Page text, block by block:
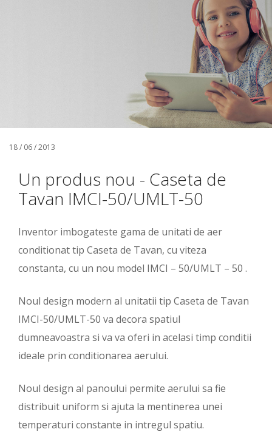
18 / 06 / 2013
Un produs nou - Caseta de
Tavan IMCI-50/UMLT-50
Inventor imbogateste gama de unitati de aer
conditionat tip Caseta de Tavan, cu viteza
constanta, cu un nou model IMCI – 50/UMLT – 50 .
Noul design modern al unitatii tip Caseta de Tavan
IMCI-50/UMLT-50 va decora spatiul
dumneavoastra si va va oferi in acelasi timp conditii
ideale prin conditionarea aerului.
Noul design al panoului permite aerului sa fie
distribuit uniform si ajuta la mentinerea unei
temperaturi constante in intregul spatiu.